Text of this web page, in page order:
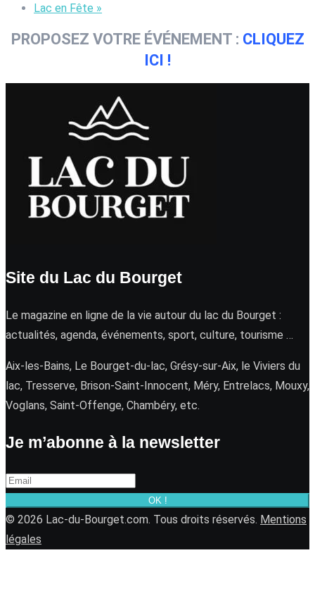
Lac en Fête »
PROPOSEZ VOTRE ÉVÉNEMENT : CLIQUEZ
ICI !
Site du Lac du Bourget
Le magazine en ligne de la vie autour du lac du Bourget :
actualités, agenda, événements, sport, culture, tourisme …
Aix-les-Bains, Le Bourget-du-lac, Grésy-sur-Aix, le Viviers du
lac, Tresserve, Brison-Saint-Innocent, Méry, Entrelacs, Mouxy,
Voglans, Saint-Offenge, Chambéry, etc.
Je m’abonne à la newsletter
OK !
© 2026 Lac-du-Bourget.com. Tous droits réservés. Mentions
légales